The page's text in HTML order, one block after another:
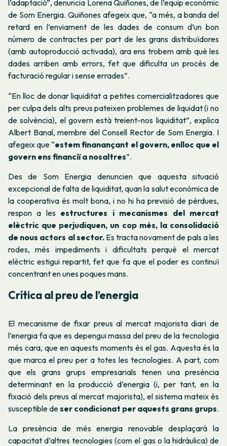
l’adaptació”, denuncia Lorena Quiñones, de l’equip econòmic
de Som Energia. Quiñones afegeix que, “a més, a banda del
retard en l’enviament de les dades de consum d’un bon
número de contractes per part de les grans distribuïdores
(amb autoproducció activada), ara ens trobem amb què les
dades arriben amb errors, fet que dificulta un procés de
facturació regular i sense errades”.
“En lloc de donar liquiditat a petites comercialitzadores que
per culpa dels alts preus pateixen problemes de liquidat (i no
de solvència), el govern està treient-nos liquiditat”, explica
Albert Banal, membre del Consell Rector de Som Energia. I
afegeix que “estem finanançant el govern, enlloc que el
govern ens financiï a nosaltres”.
Des de Som Energia denuncien que aquesta situació
excepcional de falta de liquiditat, quan la salut econòmica de
la cooperativa és molt bona, i no hi ha previsió de pèrdues,
respon a les estructures i mecanismes del mercat
elèctric que perjudiquen, un cop més, la consolidació
de nous actors al sector.Es tracta novament de pals a les
rodes, més impediments i dificultats perquè el mercat
elèctric estigui repartit, fet que fa que el poder es continuï
concentrant en unes poques mans.
Crítica al preu de l’energia
El mecanisme de fixar preus al mercat majorista diari de
l’energia fa que es depengui massa del preu de la tecnologia
més cara, que en aquests moments és el gas. Aquesta és la
que marca el preu per a totes les tecnologies. A part, com
que els grans grups empresarials tenen una presència
determinant en la producció d’energia (i, per tant, en la
fixació dels preus al mercat majorista), el sistema mateix és
susceptible deser condicionat per aquests grans grups.
La presència de més energia renovable desplaçarà la
capacitat d’altres tecnologies (com el gas o la hidràulica) de